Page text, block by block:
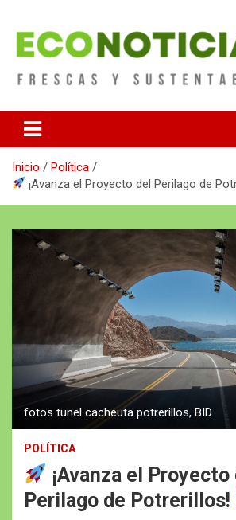
contenido
Econoticias
Inicio
Política
¡Avanza el Proyecto del Perilago de
fotos tunel cacheuta potrerillos, BID
POLÍTICA
¡Avanza el Proyecto
Perilago de Potrerillos!